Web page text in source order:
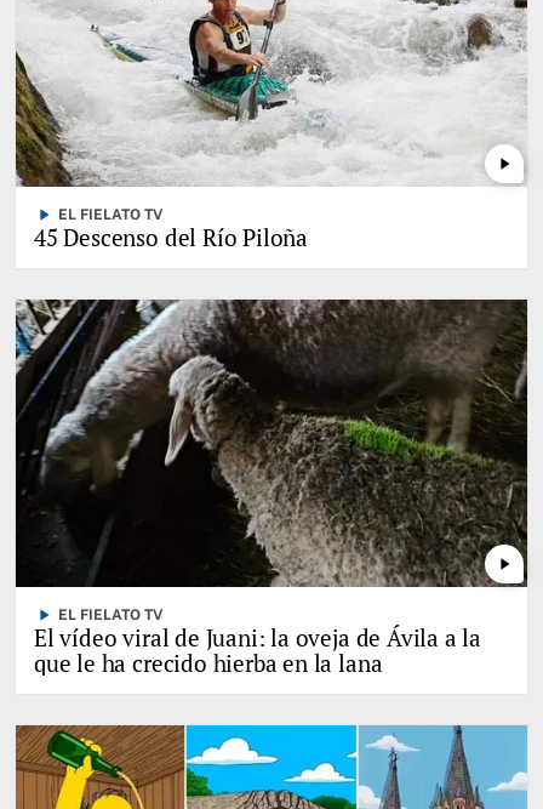
play_arrow
play_arrow EL FIELATO TV
45 Descenso del Río Piloña
play_arrow
play_arrow EL FIELATO TV
El vídeo viral de Juani: la oveja de Ávila a la
que le ha crecido hierba en la lana